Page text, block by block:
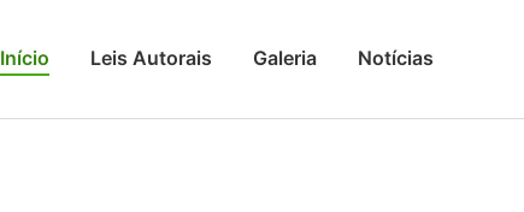
Início Leis Autorais Galeria Notícias